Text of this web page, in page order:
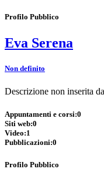
Profilo Pubblico
Eva Serena
Non definito
Descrizione non inserita
Appuntamenti e corsi:0
Siti web:0
Video:1
Pubblicazioni:0
Profilo Pubblico